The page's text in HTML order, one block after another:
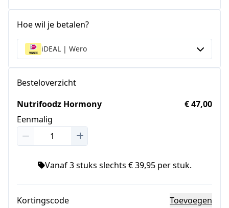
Hoe wil je betalen?
iDEAL | Wero
Besteloverzicht
Nutrifoodz Hormony
Eenmalig
€ 47,00
Vanaf 3 stuks slechts € 39,95 per stuk.
Kortingscode Toevoegen